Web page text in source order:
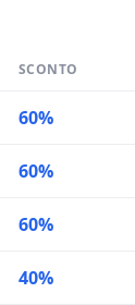
SCONTO
60%
60%
60%
40%